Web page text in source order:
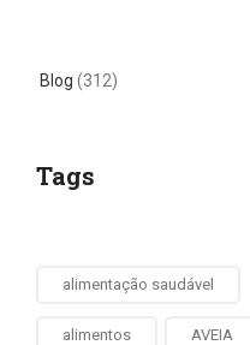
Blog (312)
Tags
alimentação saudável
alimentos AVEIA